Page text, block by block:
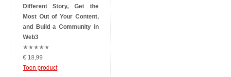
Different Story, Get the
Most Out of Your Content,
and Build a Community in
Web3
★★★★★
€ 18,99
Toon product